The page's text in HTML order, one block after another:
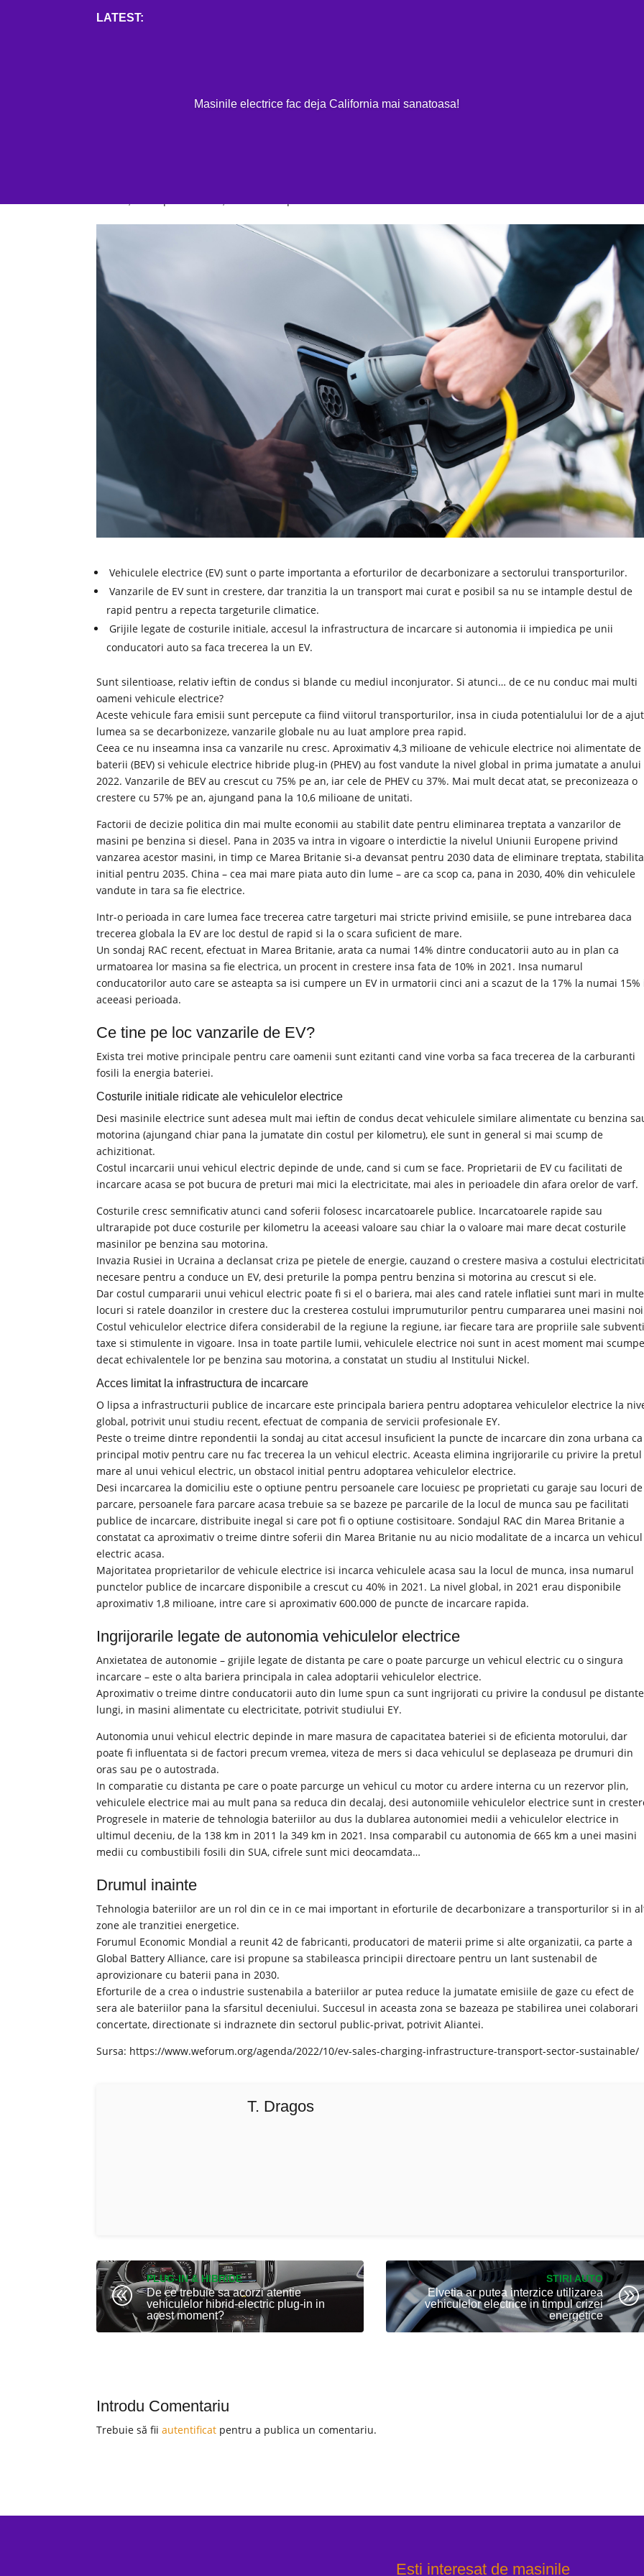
Masinile electrice fac deja California mai sanatoasa!
Vehiculele electrice (EV) sunt o parte importanta a eforturilor de decarbonizare a sectorului transporturilor.
Vanzarile de EV sunt in crestere, dar tranzitia la un transport mai curat e posibil sa nu se intample destul de
rapid pentru a repecta targeturile climatice.
Grijile legate de costurile initiale, accesul la infrastructura de incarcare si autonomia ii impiedica pe unii
conducatori auto sa faca trecerea la un EV.
Sunt silentioase, relativ ieftin de condus si blande cu mediul inconjurator. Si atunci… de ce nu conduc mai multi
oameni vehicule electrice?
Aceste vehicule fara emisii sunt percepute ca fiind viitorul transporturilor, insa in ciuda potentialului lor de a
lumea sa se decarbonizeze, vanzarile globale nu au luat amplore prea rapid.
Ceea ce nu inseamna insa ca vanzarile nu cresc. Aproximativ 4,3 milioane de vehicule electrice noi alimentate de
baterii (BEV) si vehicule electrice hibride plug-in (PHEV) au fost vandute la nivel global in prima jumatate a anului
2022. Vanzarile de BEV au crescut cu 75% pe an, iar cele de PHEV cu 37%. Mai mult decat atat, se preconizeaza o
crestere cu 57% pe an, ajungand pana la 10,6 milioane de unitati.
Factorii de decizie politica din mai multe economii au stabilit date pentru eliminarea treptata a vanzarilor de
masini pe benzina si diesel. Pana in 2035 va intra in vigoare o interdictie la nivelul Uniunii Europene privind
vanzarea acestor masini, in timp ce Marea Britanie si-a devansat pentru 2030 data de eliminare treptata, stabilita
initial pentru 2035. China – cea mai mare piata auto din lume – are ca scop ca, pana in 2030, 40% din vehiculele
vandute in tara sa fie electrice.
Intr-o perioada in care lumea face trecerea catre targeturi mai stricte privind emisiile, se pune intrebarea daca
trecerea globala la EV are loc destul de rapid si la o scara suficient de mare.
Un sondaj RAC recent, efectuat in Marea Britanie, arata ca numai 14% dintre conducatorii auto au in plan ca
urmatoarea lor masina sa fie electrica, un procent in crestere insa fata de 10% in 2021. Insa numarul
conducatorilor auto care se asteapta sa isi cumpere un EV in urmatorii cinci ani a scazut de la 17% la numai 15%
aceeasi perioada.
Ce tine pe loc vanzarile de EV?
Exista trei motive principale pentru care oamenii sunt ezitanti cand vine vorba sa faca trecerea de la carburanti
fosili la energia bateriei.
Costurile initiale ridicate ale vehiculelor electrice
Desi masinile electrice sunt adesea mult mai ieftin de condus decat vehiculele similare alimentate cu benzina
motorina (ajungand chiar pana la jumatate din costul per kilometru), ele sunt in general si mai scump de
achizitionat.
Costul incarcarii unui vehicul electric depinde de unde, cand si cum se face. Proprietarii de EV cu facilitati de
incarcare acasa se pot bucura de preturi mai mici la electricitate, mai ales in perioadele din afara orelor de varf.
Costurile cresc semnificativ atunci cand soferii folosesc incarcatoarele publice. Incarcatoarele rapide sau
ultrarapide pot duce costurile per kilometru la aceeasi valoare sau chiar la o valoare mai mare decat costurile
masinilor pe benzina sau motorina.
Invazia Rusiei in Ucraina a declansat criza pe pietele de energie, cauzand o crestere masiva a costului
necesare pentru a conduce un EV, desi preturile la pompa pentru benzina si motorina au crescut si ele.
Dar costul cumpararii unui vehicul electric poate fi si el o bariera, mai ales cand ratele inflatiei sunt mari in multe
locuri si ratele doanzilor in crestere duc la cresterea costului imprumuturilor pentru cumpararea unei masini
Costul vehiculelor electrice difera considerabil de la regiune la regiune, iar fiecare tara are propriile sale
taxe si stimulente in vigoare. Insa in toate partile lumii, vehiculele electrice noi sunt in acest moment mai scumpe
decat echivalentele lor pe benzina sau motorina, a constatat un studiu al Institului Nickel.
Acces limitat la infrastructura de incarcare
O lipsa a infrastructurii publice de incarcare este principala bariera pentru adoptarea vehiculelor electrice la
global, potrivit unui studiu recent, efectuat de compania de servicii profesionale EY.
Peste o treime dintre repondentii la sondaj au citat accesul insuficient la puncte de incarcare din zona urbana ca
principal motiv pentru care nu fac trecerea la un vehicul electric. Aceasta elimina ingrijorarile cu privire la pretul
mare al unui vehicul electric, un obstacol initial pentru adoptarea vehiculelor electrice.
Desi incarcarea la domiciliu este o optiune pentru persoanele care locuiesc pe proprietati cu garaje sau locuri de
parcare, persoanele fara parcare acasa trebuie sa se bazeze pe parcarile de la locul de munca sau pe facilitati
publice de incarcare, distribuite inegal si care pot fi o optiune costisitoare. Sondajul RAC din Marea Britanie a
constatat ca aproximativ o treime dintre soferii din Marea Britanie nu au nicio modalitate de a incarca un vehicul
electric acasa.
Majoritatea proprietarilor de vehicule electrice isi incarca vehiculele acasa sau la locul de munca, insa numarul
punctelor publice de incarcare disponibile a crescut cu 40% in 2021. La nivel global, in 2021 erau disponibile
aproximativ 1,8 milioane, intre care si aproximativ 600.000 de puncte de incarcare rapida.
Ingrijorarile legate de autonomia vehiculelor electrice
Anxietatea de autonomie – grijile legate de distanta pe care o poate parcurge un vehicul electric cu o singura
incarcare – este o alta bariera principala in calea adoptarii vehiculelor electrice.
Aproximativ o treime dintre conducatorii auto din lume spun ca sunt ingrijorati cu privire la condusul pe distante
lungi, in masini alimentate cu electricitate, potrivit studiului EY.
Autonomia unui vehicul electric depinde in mare masura de capacitatea bateriei si de eficienta motorului, dar
poate fi influentata si de factori precum vremea, viteza de mers si daca vehiculul se deplaseaza pe drumuri din
oras sau pe o autostrada.
In comparatie cu distanta pe care o poate parcurge un vehicul cu motor cu ardere interna cu un rezervor plin,
vehiculele electrice mai au mult pana sa reduca din decalaj, desi autonomiile vehiculelor electrice sunt in
Progresele in materie de tehnologia bateriilor au dus la dublarea autonomiei medii a vehiculelor electrice in
ultimul deceniu, de la 138 km in 2011 la 349 km in 2021. Insa comparabil cu autonomia de 665 km a unei masini
medii cu combustibili fosili din SUA, cifrele sunt mici deocamdata…
Drumul inainte
Tehnologia bateriilor are un rol din ce in ce mai important in eforturile de decarbonizare a transporturilor si in
zone ale tranzitiei energetice.
Forumul Economic Mondial a reunit 42 de fabricanti, producatori de materii prime si alte organizatii, ca parte a
Global Battery Alliance, care isi propune sa stabileasca principii directoare pentru un lant sustenabil de
aprovizionare cu baterii pana in 2030.
Eforturile de a crea o industrie sustenabila a bateriilor ar putea reduce la jumatate emisiile de gaze cu efect de
sera ale bateriilor pana la sfarsitul deceniului. Succesul in aceasta zona se bazeaza pe stabilirea unei colaborari
concertate, directionate si indraznete din sectorul public-privat, potrivit Aliantei.
Sursa: https://www.weforum.org/agenda/2022/10/ev-sales-charging-infrastructure-transport-sector-sustainable/
T. Dragos
@
PLUG-IN & HIBRIDE
De ce trebuie sa acorzi atentie
vehiculelor hibrid-electric plug-in in
acest moment?
STIRI AUTO
Elvetia ar putea interzice utilizarea
vehiculelor electrice in timpul crizei
energetice
A
Introdu Comentariu
Trebuie să fiiautentificat pentru a publica un comentariu.
Esti interesat de masinile